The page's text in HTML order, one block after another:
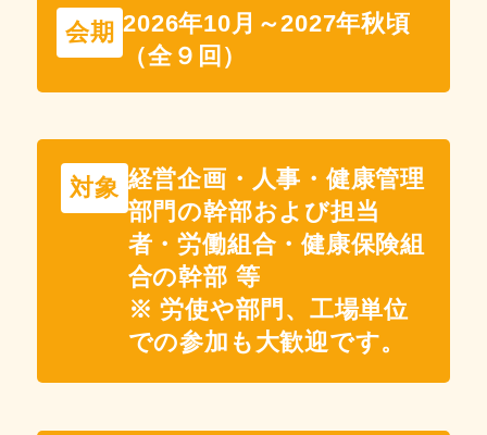
会期 2026年10月～2027年秋頃
（全９回）
対象 経営企画・人事・健康管理
部門の幹部および担当
者・労働組合・健康保険組
合の幹部 等
※ 労使や部門、工場単位
での参加も大歓迎です。